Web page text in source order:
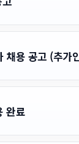
채용 공고 (추가
완료